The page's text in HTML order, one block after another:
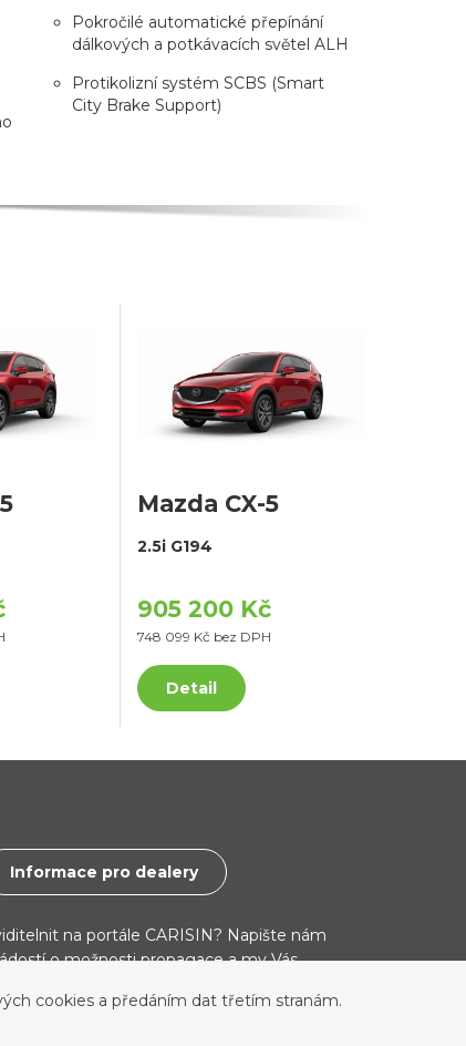
Pokročilé automatické přepínání
dálkových a potkávacích světel ALH
Protikolizní systém SCBS (Smart
City Brake Support)
Mazda CX-5
2.5i G194
905 200 Kč
748 099 Kč bez DPH
Detail
Informace pro dealery
na portále CARISIN? Napište nám
o možnosti propagace a my Vás
cookies a předáním dat třetím stranám.